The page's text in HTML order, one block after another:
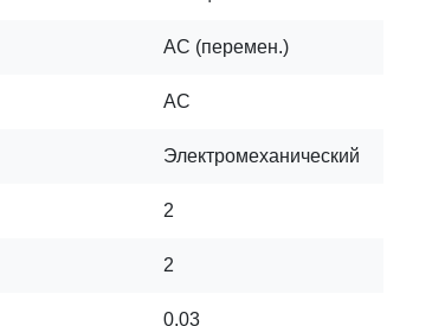
AC (перемен.)
AC
Электромеханический
2
2
0,03